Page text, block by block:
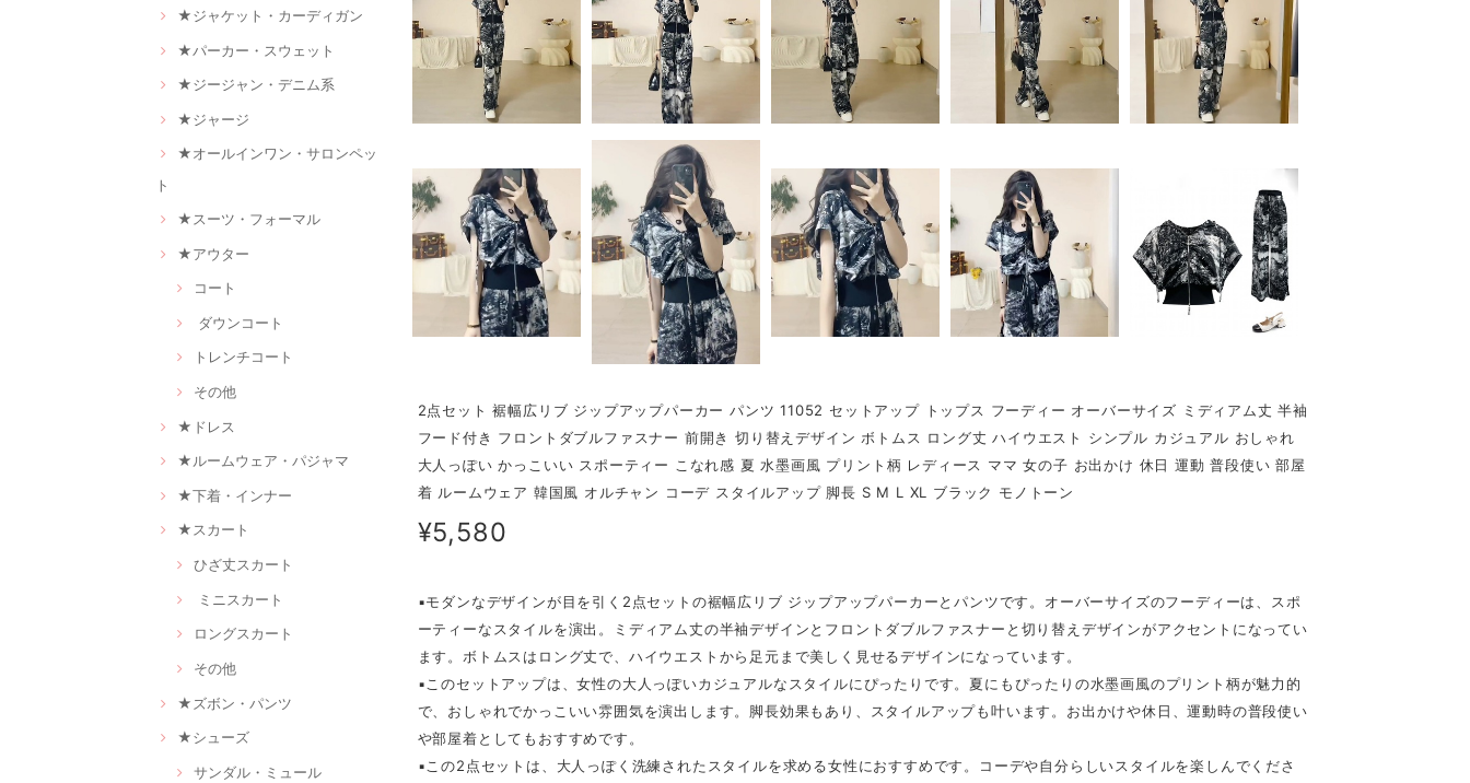
★ジャケット・カーディガン
★パーカー・スウェット
★ジージャン・デニム系
★ジャージ
★オールインワン・サロンペッ
ト
★スーツ・フォーマル
★アウター
コート
ダウンコート
トレンチコート
その他
★ドレス
★ルームウェア・パジャマ
★下着・インナー
★スカート
ひざ丈スカート
ミニスカート
ロングスカート
その他
★ズボン・パンツ
★シューズ
サンダル・ミュール
2点セット 裾幅広リブ ジップアップパーカー パンツ 11052 セットアップ トップス フーディー オーバーサイズ ミディアム丈 半袖
フード付き フロントダブルファスナー 前開き 切り替えデザイン ボトムス ロング丈 ハイウエスト シンプル カジュアル おしゃれ
大人っぽい かっこいい スポーティー こなれ感 夏 水墨画風 プリント柄 レディース ママ 女の子 お出かけ 休日 運動 普段使い 部屋
着 ルームウェア 韓国風 オルチャン コーデ スタイルアップ 脚長 S M L XL ブラック モノトーン
¥5,580
▪モダンなデザインが目を引く2点セットの裾幅広リブ ジップアップパーカーとパンツです。オーバーサイズのフーディーは、スポ
ーティーなスタイルを演出。ミディアム丈の半袖デザインとフロントダブルファスナーと切り替えデザインがアクセントになってい
ます。ボトムスはロング丈で、ハイウエストから足元まで美しく見せるデザインになっています。
▪このセットアップは、女性の大人っぽいカジュアルなスタイルにぴったりです。夏にもぴったりの水墨画風のプリント柄が魅力的
で、おしゃれでかっこいい雰囲気を演出します。脚長効果もあり、スタイルアップも叶います。お出かけや休日、運動時の普段使い
や部屋着としてもおすすめです。
▪この2点セットは、大人っぽく洗練されたスタイルを求める女性におすすめです。コーデや自分らしいスタイルを楽しんでくださ